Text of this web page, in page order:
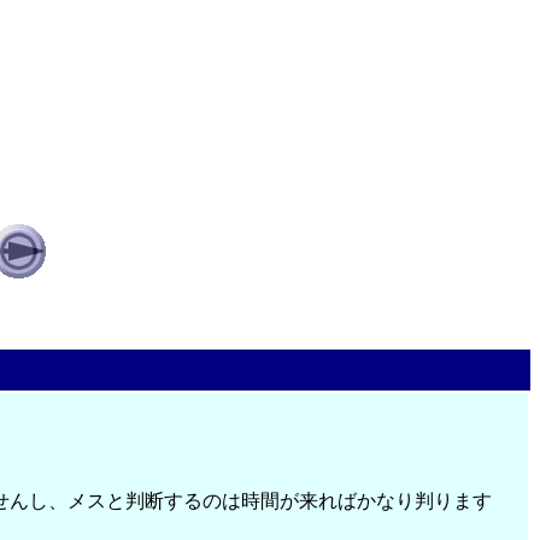
し、メスと判断するのは時間が来ればかなり判ります